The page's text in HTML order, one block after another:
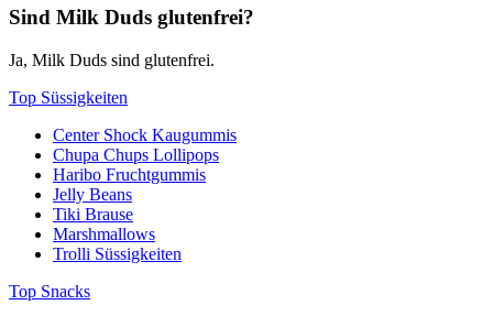
Sind Milk Duds glutenfrei?
Ja, Milk Duds sind glutenfrei.
Top Süssigkeiten
Center Shock Kaugummis
Chupa Chups Lollipops
Haribo Fruchtgummis
Jelly Beans
Tiki Brause
Marshmallows
Trolli Süssigkeiten
Top Snacks